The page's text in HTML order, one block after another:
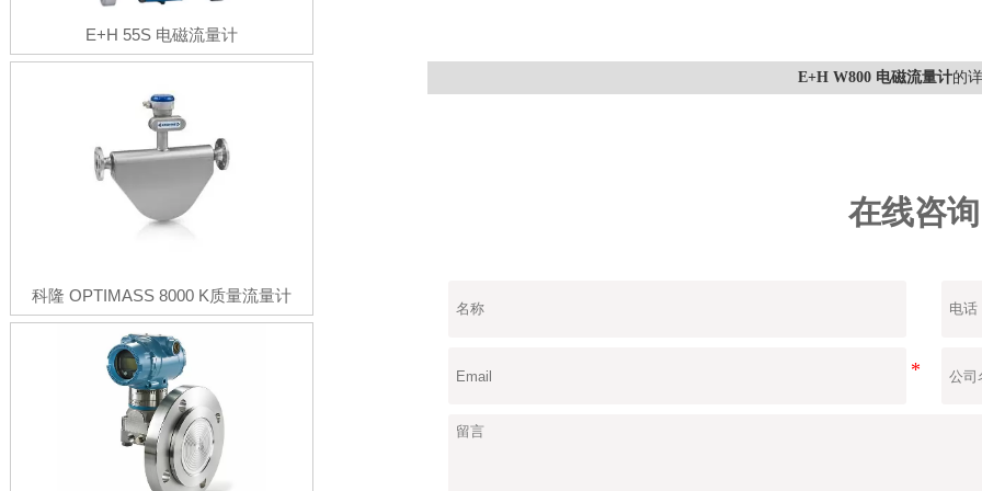
E+H 55S 电磁流量计
科隆 OPTIMASS 8000 K质量流量计
E+H W800 电磁流量计的
在线咨询